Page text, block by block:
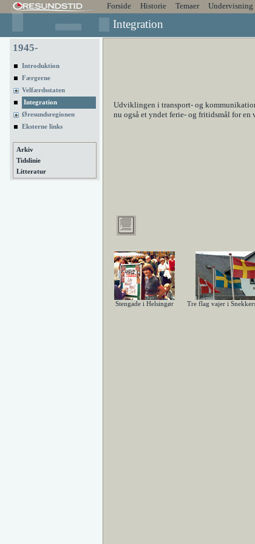
Forside Historie Temaer Undervisning
Integration
1945-
Introduktion
Færgerne
Velfærdsstaten
Integration
Øresundsregionen
Eksterne links
Arkiv
Tidslinie
Litteratur
Udviklingen i transport- og
nu også et yndet ferie- og fritidsmål for en
Stengade i Helsingør Tre flag vajer i